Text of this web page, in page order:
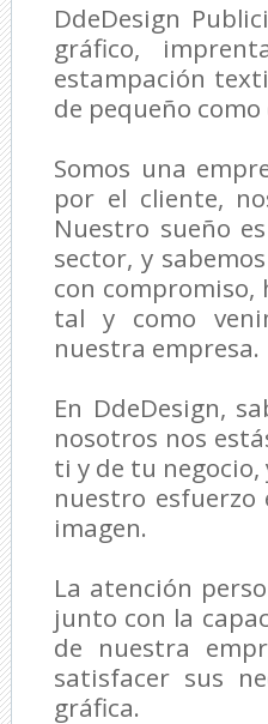
DdeDesign
gráfico,
estampación
de pequeño
Somos una
por el cliente,
Nuestro sueño
sector, y
con compromiso,
tal y como
nuestra empresa.
En DdeDesign,
nosotros nos
ti y de tu negocio,
nuestro
imagen.
La atención
junto con la
de nuestra
satisfacer sus
gráfica.